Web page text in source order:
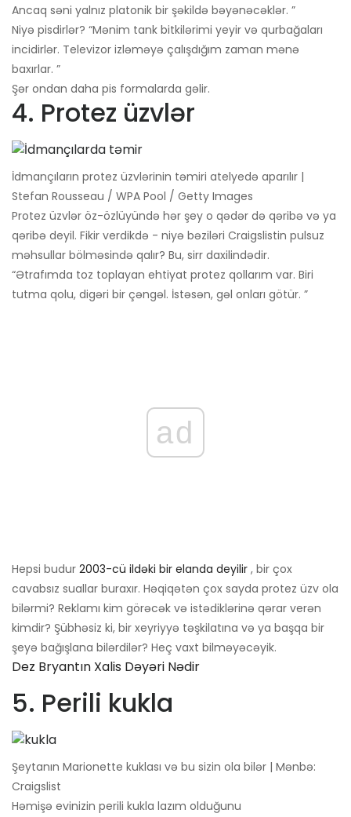
Ancaq səni yalnız platonik bir şəkildə bəyənəcəklər. ”
Niyə pisdirlər? “Mənim tank bitkilərimi yeyir və qurbağaları
incidirlər. Televizor izləməyə çalışdığım zaman mənə
baxırlar. ”
Şər ondan daha pis formalarda gəlir.
4. Protez üzvlər
İdmançıların protez üzvlərinin təmiri atelyedə aparılır |
Stefan Rousseau / WPA Pool / Getty Images
Protez üzvlər öz-özlüyündə hər şey o qədər də qəribə və ya
qəribə deyil. Fikir verdikdə - niyə bəziləri Craigslistin pulsuz
məhsullar bölməsində qalır? Bu, sirr daxilindədir.
“Ətrafımda toz toplayan ehtiyat protez qollarım var. Biri
tutma qolu, digəri bir çəngəl. İstəsən, gəl onları götür. ”
ad
Hepsi budur 2003-cü ildəki bir elanda deyilir , bir çox
cavabsız suallar buraxır. Həqiqətən çox sayda protez üzv ola
bilərmi? Reklamı kim görəcək və istədiklərinə qərar verən
kimdir? Şübhəsiz ki, bir xeyriyyə təşkilatına və ya başqa bir
şeyə bağışlana bilərdilər? Heç vaxt bilməyəcəyik.
Dez Bryantın Xalis Dəyəri Nədir
5. Perili kukla
Şeytanın Marionette kuklası və bu sizin ola bilər | Mənbə:
Craigslist
Həmişə evinizin perili kukla lazım olduğunu